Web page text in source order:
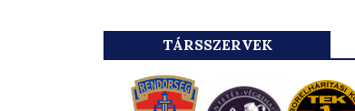
TÁRSSZERVEK